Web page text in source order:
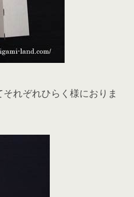
れぞれひらく様におりま